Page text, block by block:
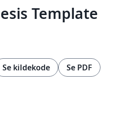
Template
Se kildekode Se PDF